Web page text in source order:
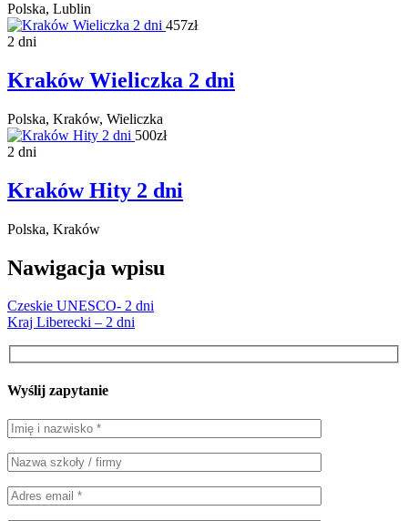
Polska, Lublin
457zł
2 dni
Kraków Wieliczka 2 dni
Polska, Kraków, Wieliczka
500zł
2 dni
Kraków Hity 2 dni
Polska, Kraków
Nawigacja wpisu
Czeskie UNESCO- 2 dni
Kraj Liberecki – 2 dni
Wyślij zapytanie